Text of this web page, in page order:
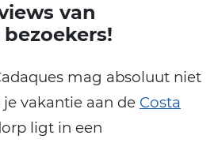
van
mag absoluut niet
vakantie aan de Costa
ligt in een